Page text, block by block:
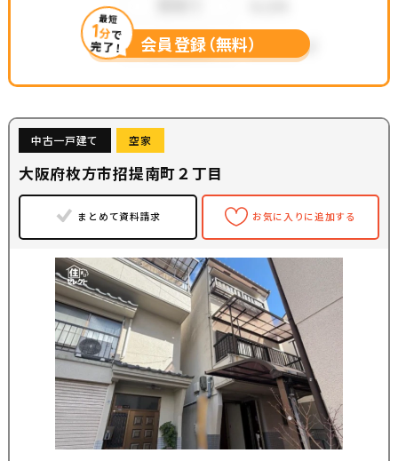
最短
1分で
完了！ 会員登録（無料）
中古一戸建て 空家
大阪府枚方市招提南町２丁目
まとめて資料請求 お気に入りに追加する